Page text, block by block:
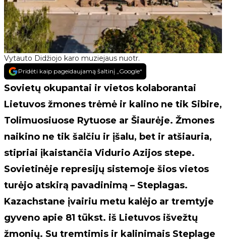
Vytauto Didžiojo karo muziejaus nuotr.
Pridėti kaip pageidaujamą šaltinį „Google“
Sovietų okupantai ir vietos kolaborantai
Lietuvos žmones trėmė ir kalino ne tik Sibire,
Tolimuosiuose Rytuose ar Šiaurėje. Žmones
naikino ne tik šalčiu ir įšalu, bet ir atšiauria,
stipriai įkaistančia Vidurio Azijos stepe.
Sovietinėje represijų sistemoje šios vietos
turėjo atskirą pavadinimą – Steplagas.
Kazachstane įvairiu metu kalėjo ar tremtyje
gyveno apie 81 tūkst. iš Lietuvos išvežtų
žmonių. Su tremtimis ir kalinimais Steplage